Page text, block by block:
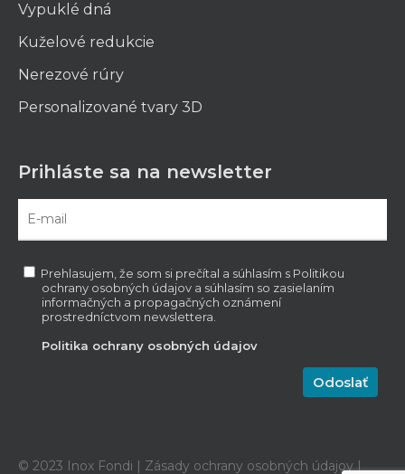
Vypuklé dná
Kuželové redukcie
Nerezové rúry
Personalizované tvary 3D
Prihláste sa na newsletter
Prehlasujem, že som si prečítal a súhlasím s Politikou
ochrany osobných údajov a súhlasím so zasielaním
informačných a propagačných oznámení
prostredníctvom newslettera.
Politika ochrany osobných údajov
© 2023 Inox Fondi | Zásady ochrany osobných údajov|